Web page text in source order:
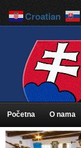
Početna O nama
Croatian